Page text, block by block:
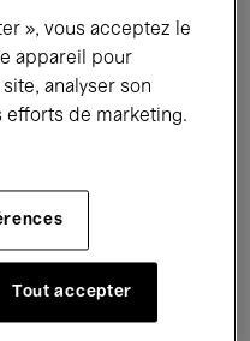
Concerts
Performances
Music
», vous acceptez le
appareil pour
analyser son
efforts de marketing.
Tout accepter